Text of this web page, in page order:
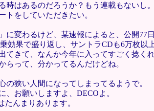
時はあるのだろうか？もう連載もない
トをしていただきたい。
変わるけど、某速報によると、公開77
効果で盛り返し、サントラCDも6万枚
てきて、なんか今年に入ってすごく捻く
らって、分かってるんだけどね。
狭い人間になってしまってるようで。
、お願いしますよ、DECOよ。
んまりあります。